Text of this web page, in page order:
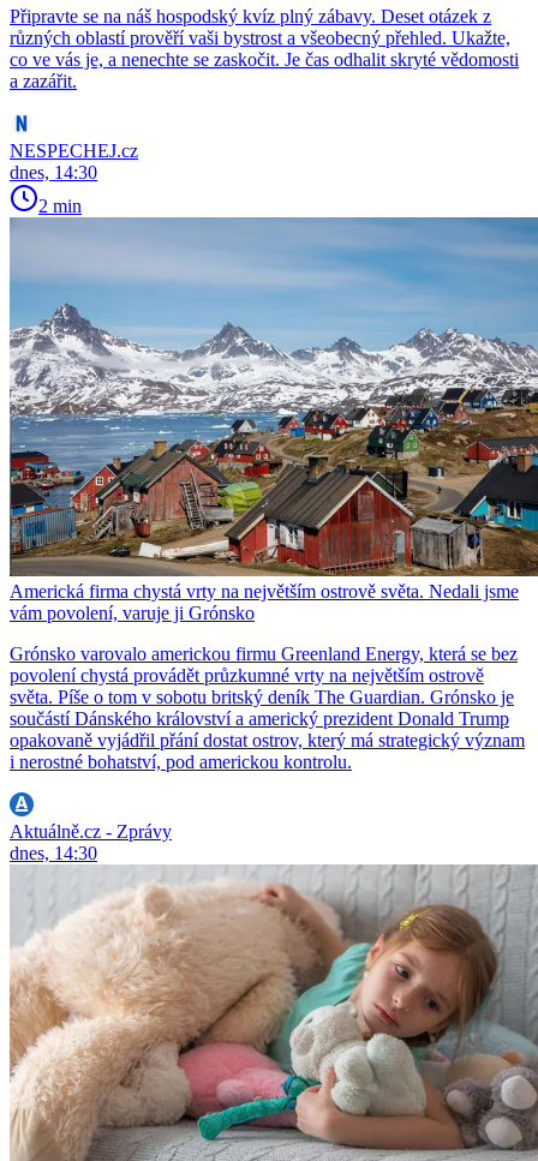
Připravte se na náš hospodský kvíz plný zábavy. Deset otázek z
různých oblastí prověří vaši bystrost a všeobecný přehled. Ukažte,
co ve vás je, a nenechte se zaskočit. Je čas odhalit skryté vědomosti
a zazářit.
NESPECHEJ.cz
dnes, 14:30
2 min
Americká firma chystá vrty na největším ostrově světa. Nedali jsme
vám povolení, varuje ji Grónsko
Grónsko varovalo americkou firmu Greenland Energy, která se bez
povolení chystá provádět průzkumné vrty na největším ostrově
světa. Píše o tom v sobotu britský deník The Guardian. Grónsko je
součástí Dánského království a americký prezident Donald Trump
opakovaně vyjádřil přání dostat ostrov, který má strategický význam
i nerostné bohatství, pod americkou kontrolu.
Aktuálně.cz - Zprávy
dnes, 14:30